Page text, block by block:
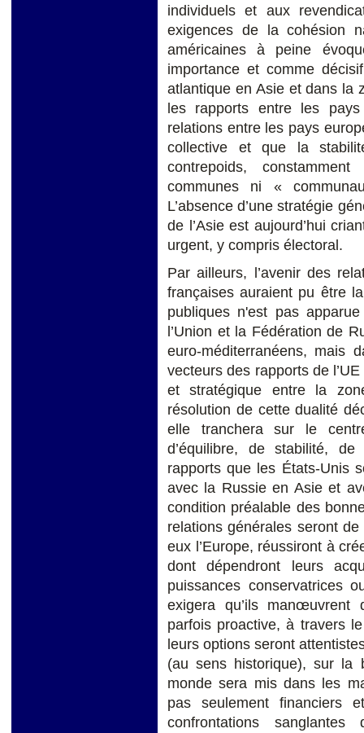
individuels et aux
exigences de la cohésion
américaines à peine
importance et comme
atlantique en Asie et dans la
les rapports entre les pays
relations entre les pays
collective et que la
contrepoids,
communes ni «
L’absence d’une stratégie
de l’Asie est aujourd’hui
urgent, y compris électoral.
Par ailleurs, l’avenir des
françaises auraient pu être
publiques n'est pas
l’Union et la Fédération de
euro-méditerranéens, mais
vecteurs des rapports de
et stratégique entre la
résolution de cette dualité
elle tranchera sur le
d’équilibre, de stabilité,
rapports que les États-Unis
avec la Russie en Asie et
condition préalable des
relations générales seront
eux l’Europe, réussiront à
dont dépendront leurs
puissances conservatrices
exigera qu’ils manœuvrent
parfois proactive, à travers
leurs options seront
(au sens historique), sur la
monde sera mis dans les
pas seulement financiers
confrontations